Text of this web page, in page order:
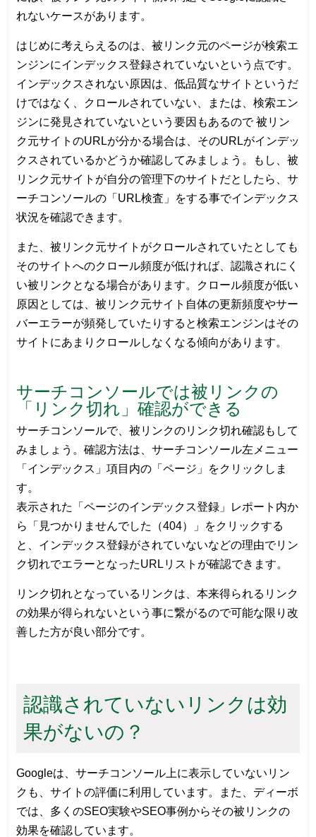
れないケースがあります。
はじめに考えらえるのは、被リンク元のページが検索エ
ンジンにインデックス登録されていないという点です。
インデックスされない原因は、低品質なサイトというだ
けではなく、クロールされていない、または、検索エン
ジンに発見されていないという要因もあるので 被リン
ク元サイトのURLが分かる場合は、そのURLがインデッ
クスされているかどうか確認してみましょう。もし、被
リンク元サイトが自分の管理下のサイトだとしたら、サ
ーチコンソールの「URL検査」をする事でインデックス
状況を確認できます。
また、被リンク元サイトがクロールされていたとしても
そのサイトへのクロール頻度が低ければ、認識されにく
い被リンクとなる場合があります。クロール頻度が低い
原因としては、被リンク元サイト自体の更新頻度やサー
バーエラーが頻発していたりすると検索エンジンはその
サイトにあまりクロールしなくなる傾向があります。
サーチコンソールでは被リンクの
「リンク切れ」確認ができる
サーチコンソールで、被リンクのリンク切れ確認もして
みましょう。確認方法は、サーチコンソール左メニュー
「インデックス」項目内の「ページ」をクリックしま
す。
表示された「ページのインデックス登録」レポート内か
ら「見つかりませんでした（404）」をクリックする
と、インデックス登録がされていないなどの理由でリン
ク切れでエラーとなったURLリストが確認できます。
リンク切れとなっているリンクは、本来得られるリンク
の効果が得られないという事に繋がるので可能な限り改
善した方が良い部分です。
認識されていないリンクは効
果がないの？
Googleは、サーチコンソール上に表示していないリン
クも、サイトの評価に利用しています。また、ディーボ
では、多くのSEO実験やSEO事例からその被リンクの
効果を確認しています。